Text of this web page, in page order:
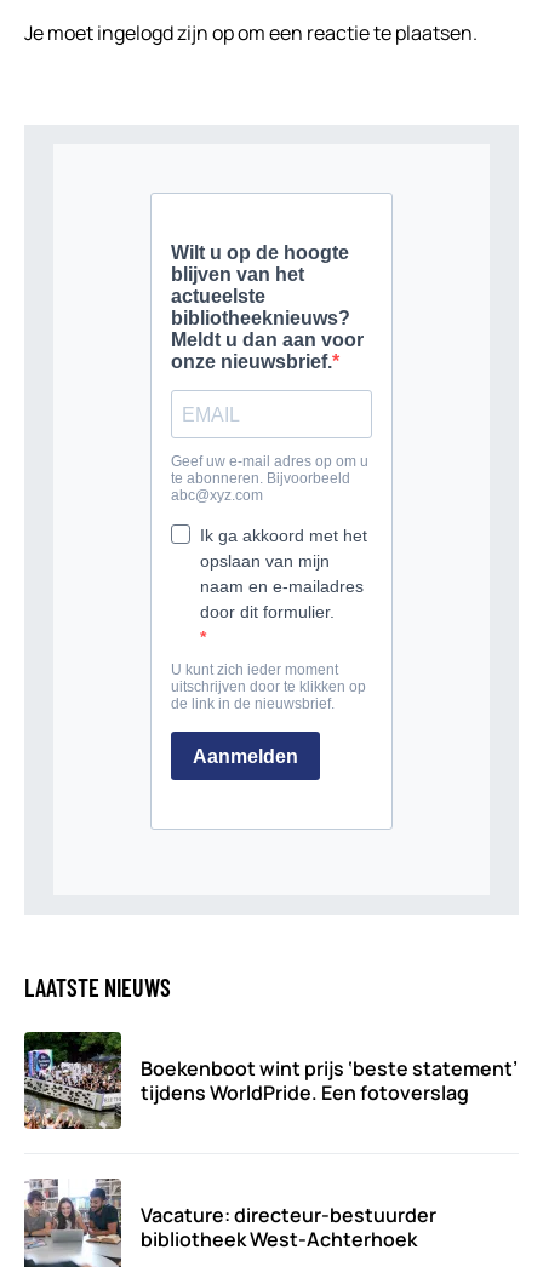
Je moetingelogd zijn opom een reactie te plaatsen.
LAATSTE NIEUWS
Boekenboot wint prijs ‘beste statement’
tijdens WorldPride. Een fotoverslag
Vacature: directeur-bestuurder
bibliotheek West-Achterhoek